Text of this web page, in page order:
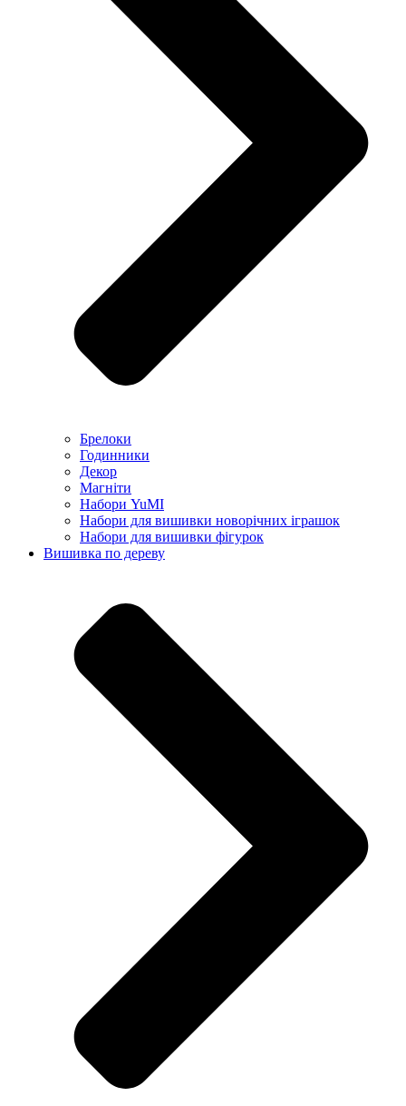
Брелоки
Годинники
Декор
Магніти
Набори YuMI
Набори для вишивки новорічних іграшок
Набори для вишивки фігурок
Вишивка по дереву